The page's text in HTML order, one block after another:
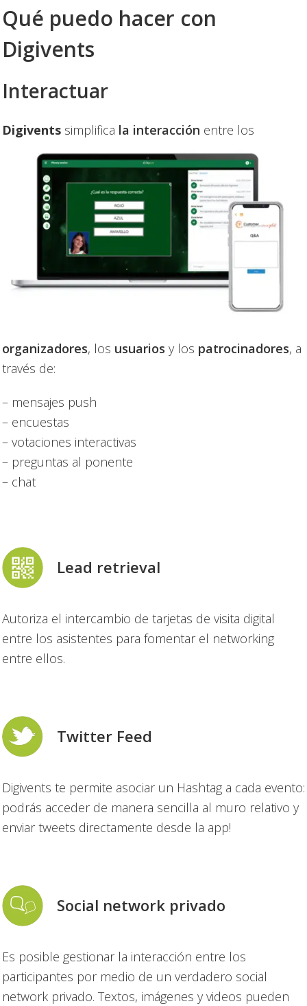
Qué puedo hacer con
Digivents
Interactuar
Digivents simplifica la interacción entre los
organizadores, los usuarios y los patrocinadores, a
través de:
– mensajes push
– encuestas
– votaciones interactivas
– preguntas al ponente
– chat
Lead retrieval
Autoriza el intercambio de tarjetas de visita digital
entre los asistentes para fomentar el networking
entre ellos.
Twitter Feed
Digivents te permite asociar un Hashtag a cada evento:
podrás acceder de manera sencilla al muro relativo y
enviar tweets directamente desde la app!
Social network privado
Es posible gestionar la interacción entre los
participantes por medio de un verdadero social
network privado. Textos, imágenes y videos pueden